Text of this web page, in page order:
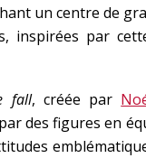
un centre de
inspirées par
fall, créée par
des figures en